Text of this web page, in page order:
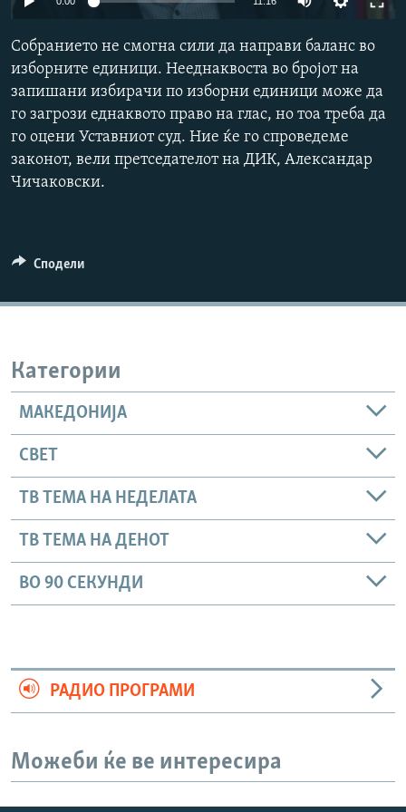
РСЕ веб страници
Собранието не смогна сили да направи баланс во
изборните единици. Нееднаквоста во бројот на
запишани избирачи по изборни единици може да
го загрози еднаквото право на глас, но тоа треба да
го оцени Уставниот суд. Ние ќе го спроведеме
законот, вели претседателот на ДИК, Александар
Чичаковски.
Сподели
Категории
МАКЕДОНИЈА
СВЕТ
ТВ ТЕМА НА НЕДЕЛАТА
ТВ ТЕМА НА ДЕНОТ
ВО 90 СЕКУНДИ
РАДИО ПРОГРАМИ
Можеби ќе ве интересира